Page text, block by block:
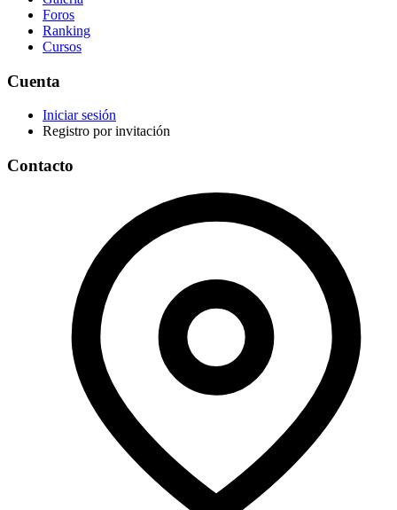
Foros
Ranking
Cursos
Cuenta
Iniciar sesión
Registro por invitación
Contacto